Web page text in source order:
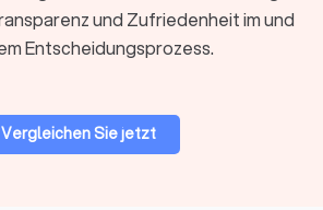
selbst entscheiden können, was
Nutzen Sie unsere Filterfunktion, um
in Frohburg oder digitalen
guten Steuerberater
und Zufriedenheit im und
Entscheidungsprozess.
Vergleichen Sie jetzt